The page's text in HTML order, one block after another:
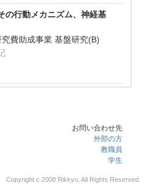
の行動メカニズム、神経基
費助成事業 基盤研究(B)
お問い合わせ先
外部の方
教職員
学生
Copyright c 2008 Rikkyo, All Rights Reserved.